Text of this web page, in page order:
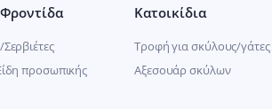
προσωπικής
Κατοικίδια
Τροφή για σκύλους/γάτες
Αξεσουάρ σκύλων